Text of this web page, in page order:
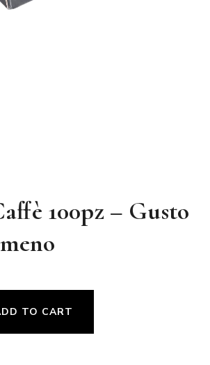
100pz – Gusto
TO CART